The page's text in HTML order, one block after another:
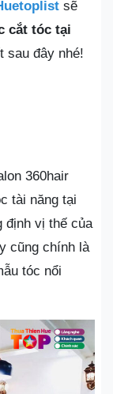
sẽ
cắt tóc tại
sau đây nhé!
360hair
tài năng tại
định vị thế của
cũng chính là
tóc nổi